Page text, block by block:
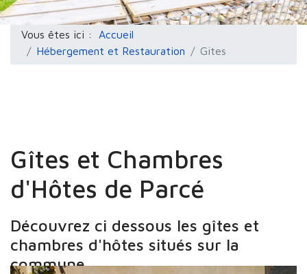
Vous êtes ici : Accueil
Hébergement et Restauration
Gites
Gîtes et Chambres
d'Hôtes de Parcé
Découvrez ci dessous les gîtes et
chambres d'hôtes situés sur la
commune.